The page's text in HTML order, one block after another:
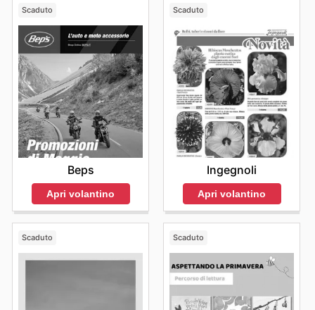
Scaduto
Beps
Apri volantino
Scaduto
Ingegnoli
Apri volantino
Scaduto Scaduto